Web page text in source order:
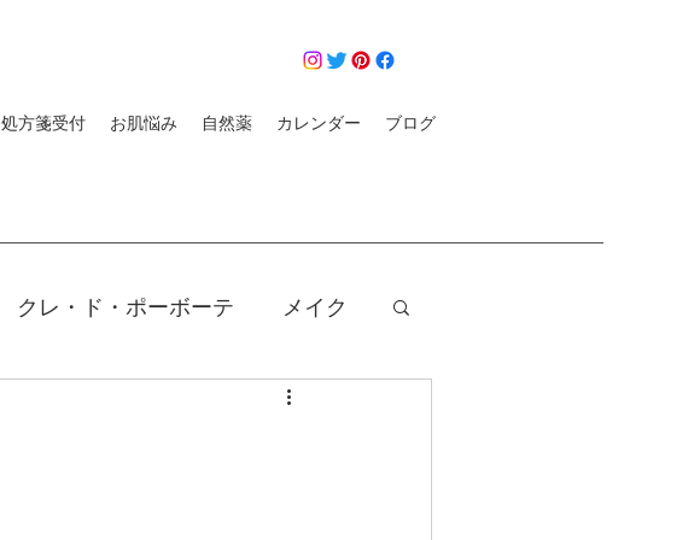
処方箋受付 お肌悩み 自然薬 カレンダー ブログ
クレ・ド・ポーボーテ メイク
クレンジング